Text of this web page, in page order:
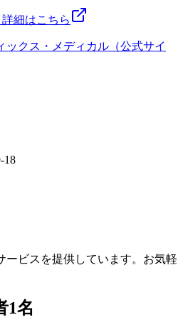
細はこちら
ックス・メディカル（公式サイ
18
ービスを提供しています。お気軽
1名